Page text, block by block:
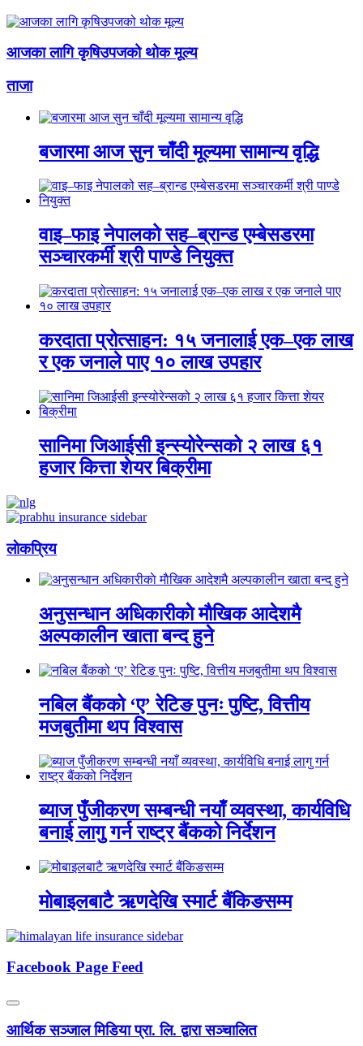
आजका लागि कृषिउपजको थोक मूल्य
ताजा
बजारमा आज सुन चाँदी मूल्यमा सामान्य वृद्धि
वाइ–फाइ नेपालको सह–ब्रान्ड एम्बेसडरमा
सञ्चारकर्मी श्री पाण्डे नियुक्त
करदाता प्रोत्साहन: १५ जनालाई एक–एक लाख
र एक जनाले पाए १० लाख उपहार
सानिमा जिआईसी इन्स्योरेन्सको २ लाख ६१
हजार कित्ता शेयर बिक्रीमा
लाेकप्रिय
अनुसन्धान अधिकारीकाे माैखिक आदेशमै
अल्पकालीन खाता बन्द हुने
नबिल बैंकको ‘ए’ रेटिङ पुनः पुष्टि, वित्तीय
मजबुतीमा थप विश्वास
ब्याज पुँजीकरण सम्बन्धी नयाँ व्यवस्था, कार्यविधि
बनाई लागु गर्न राष्ट्र बैंकको निर्देशन
मोबाइलबाटै ऋणदेखि स्मार्ट बैंकिङसम्म
Facebook Page Feed
आर्थिक सञ्जाल मिडिया प्रा. लि. द्वारा सञ्चालित